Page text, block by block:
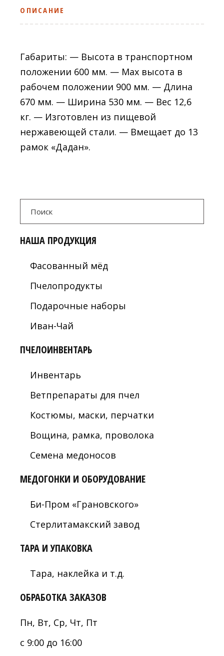
ОПИСАНИЕ
Габариты: — Высота в транспортном
положении 600 мм. — Max высота в
рабочем положении 900 мм. — Длина
670 мм. — Ширина 530 мм. — Вес 12,6
кг. — Изготовлен из пищевой
нержавеющей стали. — Вмещает до 13
рамок «Дадан».
Search
for:
НАША ПРОДУКЦИЯ
Фасованный мёд
Пчелопродукты
Подарочные наборы
Иван-Чай
ПЧЕЛОИНВЕНТАРЬ
Инвентарь
Ветпрепараты для пчел
Костюмы, маски, перчатки
Вощина, рамка, проволока
Семена медоносов
МЕДОГОНКИ И ОБОРУДОВАНИЕ
Би-Пром «Грановского»
Стерлитамакский завод
ТАРА И УПАКОВКА
Тара, наклейка и т.д.
ОБРАБОТКА ЗАКАЗОВ
Пн, Вт, Ср, Чт, Пт
с 9:00 до 16:00